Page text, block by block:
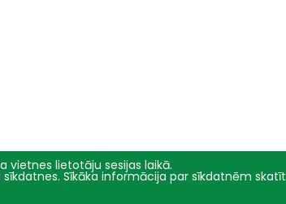
lietotāju sesijas laikā.
Sīkāka informācija par sīkdatnēm skatīt